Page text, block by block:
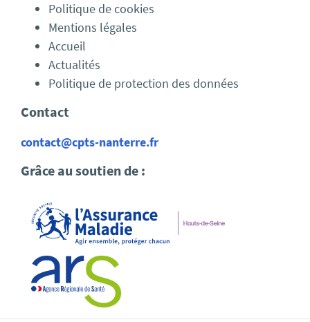
Politique de cookies
Mentions légales
Accueil
Actualités
Politique de protection des données
Contact
contact@cpts-nanterre.fr
Grâce au soutien de :